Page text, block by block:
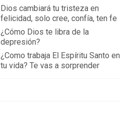
Dios cambiará tu tristeza en
felicidad, solo cree, confía, ten fe
¿Cómo Dios te libra de la
depresión?
¿Como trabaja El Espíritu Santo en
tu vida? Te vas a sorprender